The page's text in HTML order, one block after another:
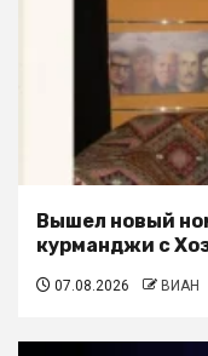
Вышел новый
курманджи с
07.08.2026 ВИАН